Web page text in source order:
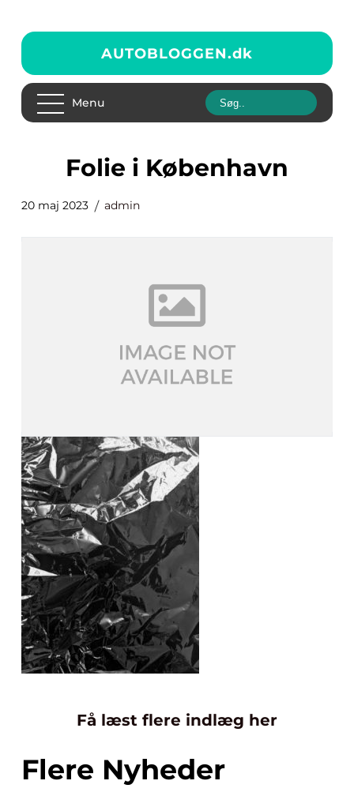
AUTOBLOGGEN.dk
Menu
folie i København
20 maj 2023 admin
Få læst flere indlæg her
Flere Nyheder